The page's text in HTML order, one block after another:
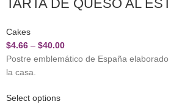
TARTA DE QUESO AL
Cakes
$4.66 –$40.00
Postre emblemático de España
la casa.
Select options